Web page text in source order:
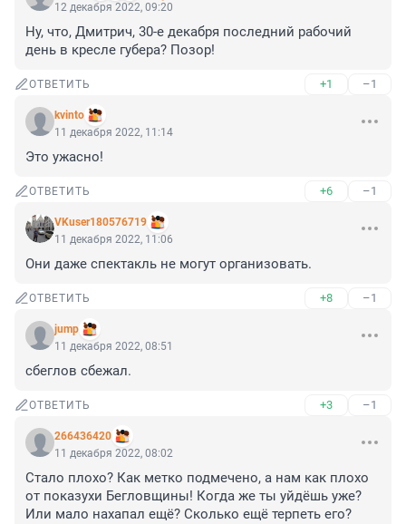
12 декабря 2022, 09:20
Ну, что, Дмитрич, 30-е декабря последний рабочий
день в кресле губера? Позор!
ОТВЕТИТЬ +1 –1
kvinto
11 декабря 2022, 11:14
Это ужасно!
ОТВЕТИТЬ +6 –1
VKuser180576719
11 декабря 2022, 11:06
Они даже спектакль не могут организовать.
ОТВЕТИТЬ +8 –1
jump
11 декабря 2022, 08:51
сбеглов сбежал.
ОТВЕТИТЬ +3 –1
266436420
11 декабря 2022, 08:02
Стало плохо? Как метко подмечено, а нам как плохо
от показухи Бегловщины! Когда же ты уйдёшь уже?
Или мало нахапал ещё? Сколько ещё терпеть его?